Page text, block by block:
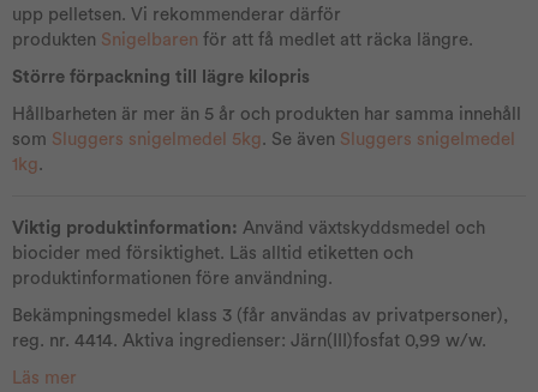
upp pelletsen. Vi rekommenderar därför
produkten Snigelbaren för att få medlet att räcka längre.
Större förpackning till lägre kilopris
Hållbarheten är mer än 5 år och produkten har samma innehåll
som Sluggers snigelmedel 5kg. Se även Sluggers snigelmedel
1kg.
Viktig produktinformation: Använd växtskyddsmedel och
biocider med försiktighet. Läs alltid etiketten och
produktinformationen före användning.
Bekämpningsmedel klass 3 (får användas av privatpersoner),
reg. nr. 4414. Aktiva ingredienser: Järn(III)fosfat 0,99 w/w.
Läs mer